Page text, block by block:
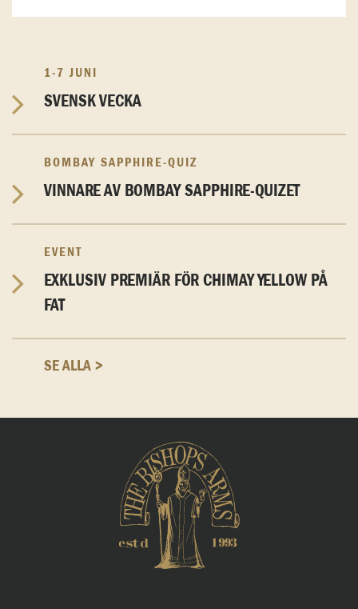
1-7 JUNI
SVENSK VECKA
BOMBAY SAPPHIRE-QUIZ
VINNARE AV BOMBAY SAPPHIRE-QUIZET
EVENT
EXKLUSIV PREMIÄR FÖR CHIMAY YELLOW PÅ
FAT
SE ALLA >